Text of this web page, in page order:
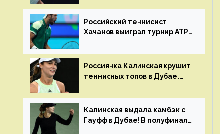
Российский теннисист
Хачанов выиграл турнир ATP
Россиянка Калинская крушит
теннисных топов в Дубае.
рейтинга
Калинская выдала камбэк с
Гауфф в Дубае! В полуфинале